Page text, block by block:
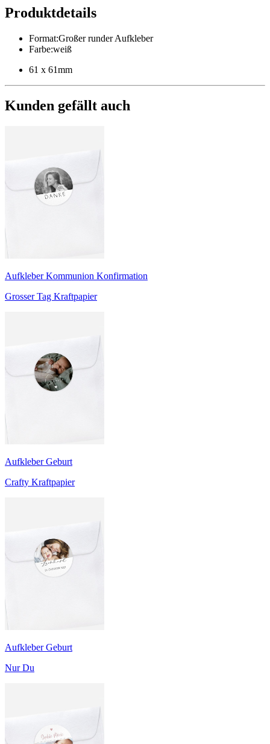
Produktdetails
Format:Großer runder Aufkleber
Farbe:weiß
61 x 61mm
Kunden gefällt auch
Aufkleber Kommunion Konfirmation
Grosser Tag Kraftpapier
Aufkleber Geburt
Crafty Kraftpapier
Aufkleber Geburt
Nur Du